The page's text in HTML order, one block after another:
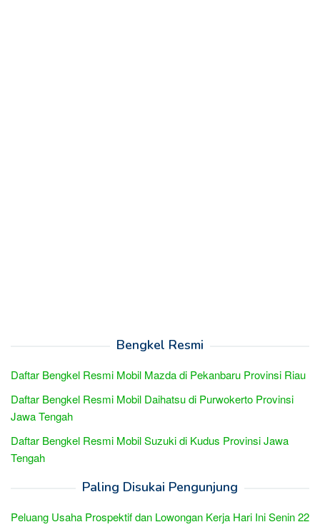
Bengkel Resmi
Daftar Bengkel Resmi Mobil Mazda di Pekanbaru Provinsi Riau
Daftar Bengkel Resmi Mobil Daihatsu di Purwokerto Provinsi
Jawa Tengah
Daftar Bengkel Resmi Mobil Suzuki di Kudus Provinsi Jawa
Tengah
Paling Disukai Pengunjung
Peluang Usaha Prospektif dan Lowongan Kerja Hari Ini Senin 22